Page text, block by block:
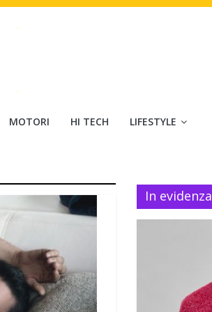
MOTORI HI TECH LIFESTYLE
In evidenza